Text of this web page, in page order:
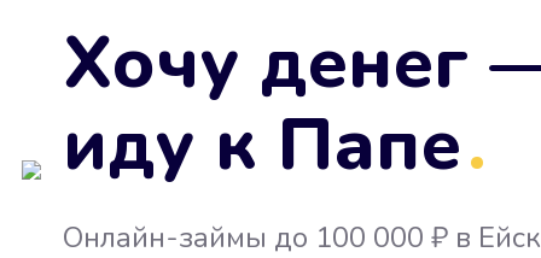
Хочу денег
иду к Папе
.
Онлайн-займы до 100 000 ₽ в